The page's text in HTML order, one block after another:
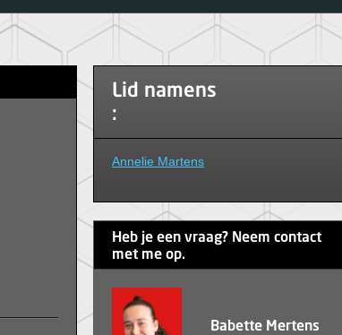
Lid namens
:
Annelie Martens
Heb je een vraag? Neem contact
met me op.
Babette Mertens